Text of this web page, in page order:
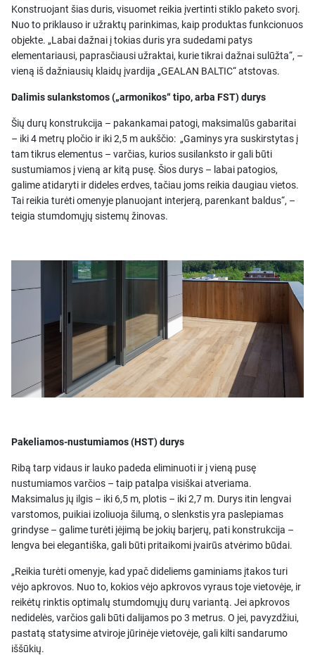
Konstruojant šias duris, visuomet reikia įvertinti stiklo paketo svorį.
Nuo to priklauso ir užraktų parinkimas, kaip produktas funkcionuos
objekte. „Labai dažnai į tokias duris yra sudedami patys
elementariausi, paprasčiausi užraktai, kurie tikrai dažnai sulūžta“, –
vieną iš dažniausių klaidų įvardija „GEALAN BALTIC“ atstovas.
Dalimis sulankstomos („armonikos“ tipo, arba FST) durys
Šių durų konstrukcija – pakankamai patogi, maksimalūs gabaritai
– iki 4 metrų pločio ir iki 2,5 m aukščio: „Gaminys yra suskirstytas į
tam tikrus elementus – varčias, kurios susilanksto ir gali būti
sustumiamos į vieną ar kitą pusę. Šios durys – labai patogios,
galime atidaryti ir dideles erdves, tačiau joms reikia daugiau vietos.
Tai reikia turėti omenyje planuojant interjerą, parenkant baldus“, –
teigia stumdomųjų sistemų žinovas.
Pakeliamos-nustumiamos (HST) durys
Ribą tarp vidaus ir lauko padeda eliminuoti ir į vieną pusę
nustumiamos varčios – taip patalpa visiškai atveriama.
Maksimalus jų ilgis – iki 6,5 m, plotis – iki 2,7 m. Durys itin lengvai
varstomos, puikiai izoliuoja šilumą, o slenkstis yra paslepiamas
grindyse – galime turėti įėjimą be jokių barjerų, pati konstrukcija –
lengva bei elegantiška, gali būti pritaikomi įvairūs atvėrimo būdai.
„Reikia turėti omenyje, kad ypač dideliems gaminiams įtakos turi
vėjo apkrovos. Nuo to, kokios vėjo apkrovos vyraus toje vietovėje, ir
reikėtų rinktis optimalų stumdomųjų durų variantą. Jei apkrovos
nedidelės, varčios gali būti dalijamos po 3 metrus. O jei, pavyzdžiui,
pastatą statysime atviroje jūrinėje vietovėje, gali kilti sandarumo
iššūkių.